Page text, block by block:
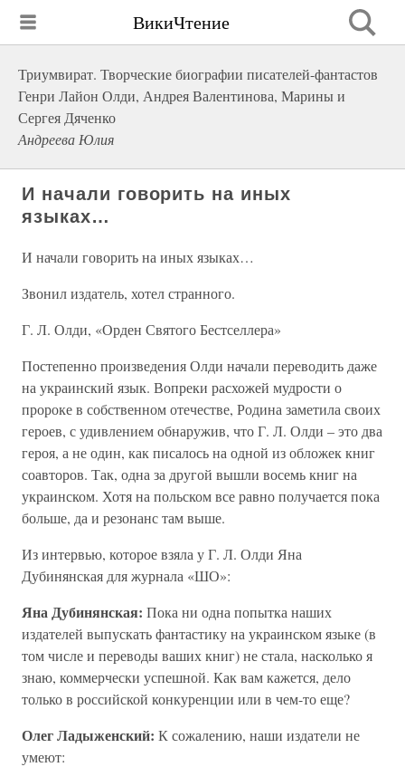
ВикиЧтение
Триумвират. Творческие биографии писателей-фантастов
Генри Лайон Олди, Андрея Валентинова, Марины и
Сергея Дяченко
Андреева Юлия
И начали говорить на иных
языках…
И начали говорить на иных языках…
Звонил издатель, хотел странного.
Г. Л. Олди, «Орден Святого Бестселлера»
Постепенно произведения Олди начали переводить даже
на украинский язык. Вопреки расхожей мудрости о
пророке в собственном отечестве, Родина заметила своих
героев, с удивлением обнаружив, что Г. Л. Олди – это два
героя, а не один, как писалось на одной из обложек книг
соавторов. Так, одна за другой вышли восемь книг на
украинском. Хотя на польском все равно получается пока
больше, да и резонанс там выше.
Из интервью, которое взяла у Г. Л. Олди Яна
Дубинянская для журнала «ШО»:
Яна Дубинянская: Пока ни одна попытка наших
издателей выпускать фантастику на украинском языке (в
том числе и переводы ваших книг) не стала, насколько я
знаю, коммерчески успешной. Как вам кажется, дело
только в российской конкуренции или в чем-то еще?
Олег Ладыженский: К сожалению, наши издатели не
умеют: